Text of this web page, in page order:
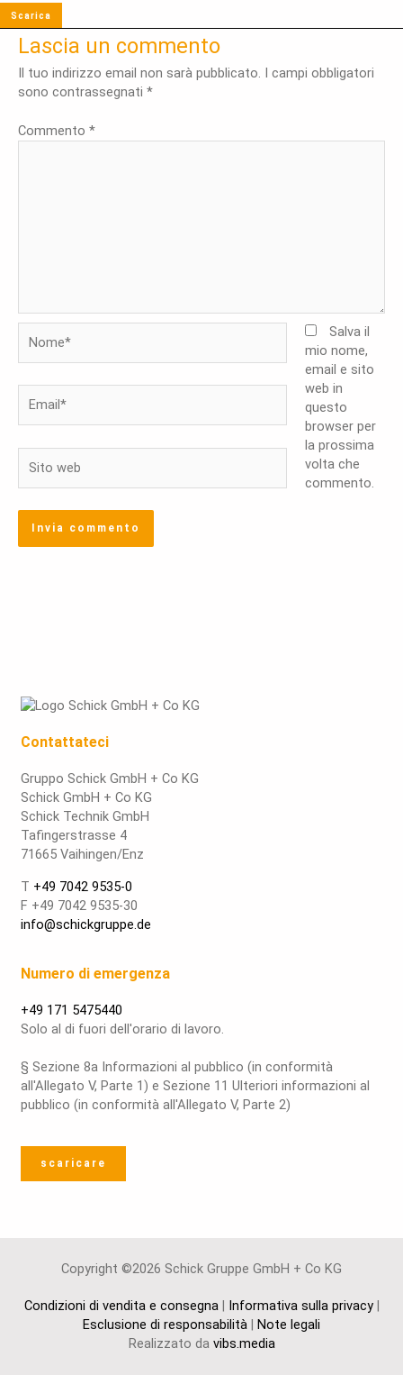
Scarica
Lascia un commento
Il tuo indirizzo email non sarà pubblicato. I campi obbligatori
sono contrassegnati *
Commento *
web
Salva il
mio nome,
email e sito
web in
questo
browser per
la prossima
volta che
commento.
Contattateci
Gruppo Schick GmbH + Co KG
Schick GmbH + Co KG
Schick Technik GmbH
Tafingerstrasse 4
71665 Vaihingen/Enz
T +49 7042 9535-0
F +49 7042 9535-30
info@schickgruppe.de
Numero di emergenza
+49 171 5475440
Solo al di fuori dell'orario di lavoro.
§ Sezione 8a Informazioni al pubblico (in conformità
all'Allegato V, Parte 1) e Sezione 11 Ulteriori informazioni al
pubblico (in conformità all'Allegato V, Parte 2)
scaricare
Copyright ©2026 Schick Gruppe GmbH + Co KG
Condizioni di vendita e consegna| Informativa sulla privacy|
Esclusione di responsabilità | Note legali
Realizzato da vibs.media